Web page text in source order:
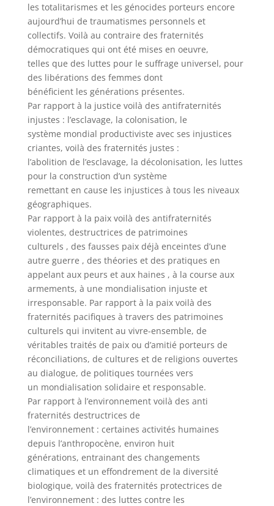
les totalitarismes et les génocides porteurs encore
aujourd’hui de traumatismes personnels et
collectifs. Voilà au contraire des fraternités
démocratiques qui ont été mises en oeuvre,
telles que des luttes pour le suffrage universel, pour
des libérations des femmes dont
bénéficient les générations présentes.
Par rapport à la justice voilà des antifraternités
injustes : l’esclavage, la colonisation, le
système mondial productiviste avec ses injustices
criantes, voilà des fraternités justes :
l’abolition de l’esclavage, la décolonisation, les luttes
pour la construction d’un système
remettant en cause les injustices à tous les niveaux
géographiques.
Par rapport à la paix voilà des antifraternités
violentes, destructrices de patrimoines
culturels , des fausses paix déjà enceintes d’une
autre guerre , des théories et des pratiques en
appelant aux peurs et aux haines , à la course aux
armements, à une mondialisation injuste et
irresponsable. Par rapport à la paix voilà des
fraternités pacifiques à travers des patrimoines
culturels qui invitent au vivre-ensemble, de
véritables traités de paix ou d’amitié porteurs de
réconciliations, de cultures et de religions ouvertes
au dialogue, de politiques tournées vers
un mondialisation solidaire et responsable.
Par rapport à l’environnement voilà des anti
fraternités destructrices de
l’environnement : certaines activités humaines
depuis l’anthropocène, environ huit
générations, entrainant des changements
climatiques et un effondrement de la diversité
biologique, voilà des fraternités protectrices de
l’environnement : des luttes contre les